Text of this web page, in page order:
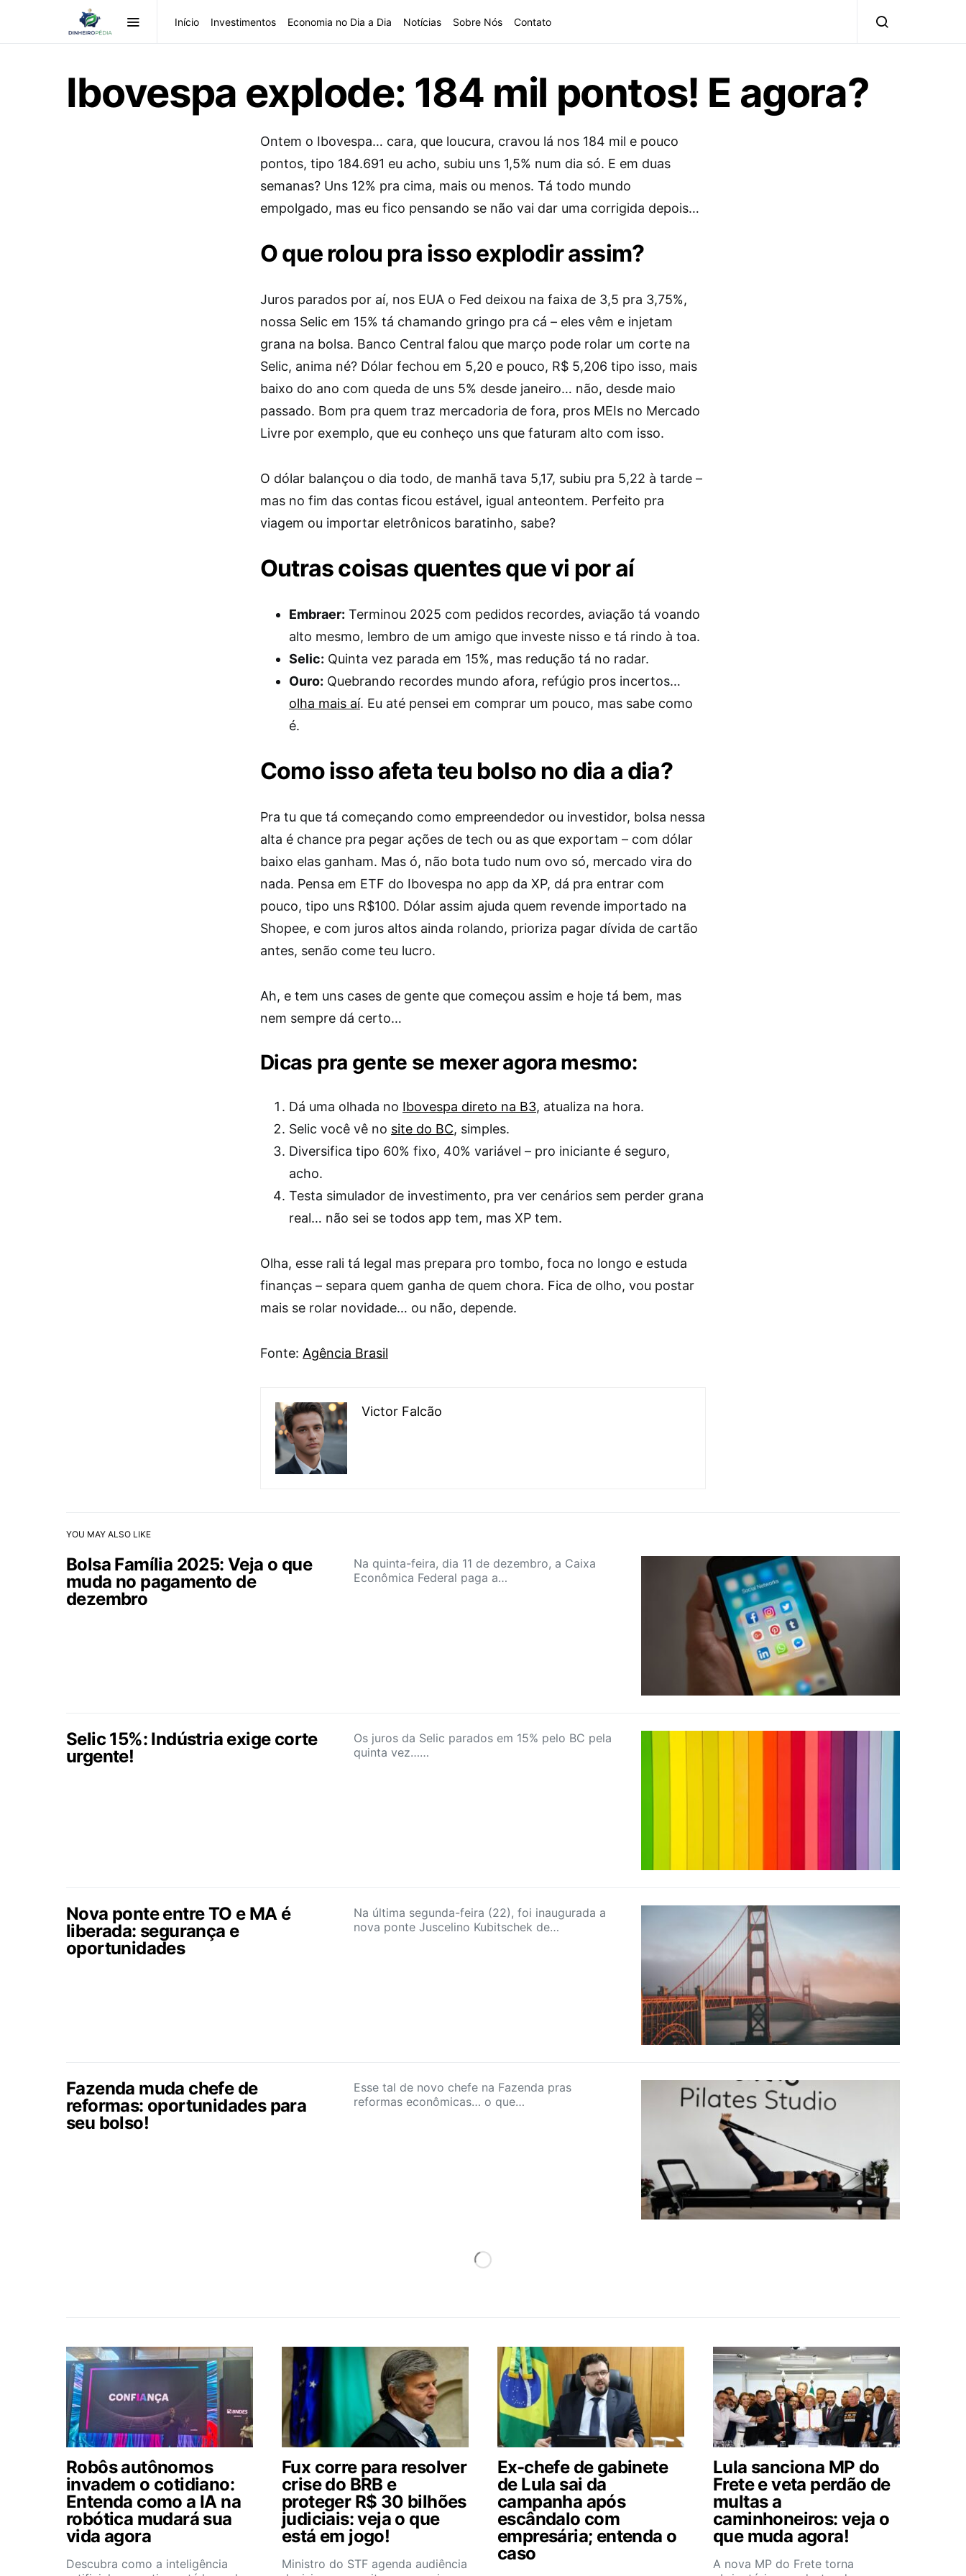
Início Investimentos Economia no Dia a Dia Notícias Sobre Nós Contato
Ibovespa explode: 184 mil pontos! E agora?
Ontem o Ibovespa… cara, que loucura, cravou lá nos 184 mil e pouco
pontos, tipo 184.691 eu acho, subiu uns 1,5% num dia só. E em duas
semanas? Uns 12% pra cima, mais ou menos. Tá todo mundo
empolgado, mas eu fico pensando se não vai dar uma corrigida depois…
O que rolou pra isso explodir assim?
Juros parados por aí, nos EUA o Fed deixou na faixa de 3,5 pra 3,75%,
nossa Selic em 15% tá chamando gringo pra cá – eles vêm e injetam
grana na bolsa. Banco Central falou que março pode rolar um corte na
Selic, anima né? Dólar fechou em 5,20 e pouco, R$ 5,206 tipo isso, mais
baixo do ano com queda de uns 5% desde janeiro… não, desde maio
passado. Bom pra quem traz mercadoria de fora, pros MEIs no Mercado
Livre por exemplo, que eu conheço uns que faturam alto com isso.
O dólar balançou o dia todo, de manhã tava 5,17, subiu pra 5,22 à tarde –
mas no fim das contas ficou estável, igual anteontem. Perfeito pra
viagem ou importar eletrônicos baratinho, sabe?
Outras coisas quentes que vi por aí
Embraer: Terminou 2025 com pedidos recordes, aviação tá voando
alto mesmo, lembro de um amigo que investe nisso e tá rindo à toa.
Selic: Quinta vez parada em 15%, mas redução tá no radar.
Ouro: Quebrando recordes mundo afora, refúgio pros incertos…
olha mais aí. Eu até pensei em comprar um pouco, mas sabe como
é.
Como isso afeta teu bolso no dia a dia?
Pra tu que tá começando como empreendedor ou investidor, bolsa nessa
alta é chance pra pegar ações de tech ou as que exportam – com dólar
baixo elas ganham. Mas ó, não bota tudo num ovo só, mercado vira do
nada. Pensa em ETF do Ibovespa no app da XP, dá pra entrar com
pouco, tipo uns R$100. Dólar assim ajuda quem revende importado na
Shopee, e com juros altos ainda rolando, prioriza pagar dívida de cartão
antes, senão come teu lucro.
Ah, e tem uns cases de gente que começou assim e hoje tá bem, mas
nem sempre dá certo…
Dicas pra gente se mexer agora mesmo:
Dá uma olhada no Ibovespa direto na B3, atualiza na hora.
Selic você vê no site do BC, simples.
Diversifica tipo 60% fixo, 40% variável – pro iniciante é seguro,
acho.
Testa simulador de investimento, pra ver cenários sem perder grana
real… não sei se todos app tem, mas XP tem.
Olha, esse rali tá legal mas prepara pro tombo, foca no longo e estuda
finanças – separa quem ganha de quem chora. Fica de olho, vou postar
mais se rolar novidade… ou não, depende.
Fonte: Agência Brasil
Victor Falcão
YOU MAY ALSO LIKE
Bolsa Família 2025: Veja o que
muda no pagamento de
dezembro
Na quinta-feira, dia 11 de dezembro, a Caixa
Econômica Federal paga a…
Selic 15%: Indústria exige corte
urgente!
Os juros da Selic parados em 15% pelo BC pela
quinta vez……
Nova ponte entre TO e MA é
liberada: segurança e
oportunidades
Na última segunda-feira (22), foi inaugurada a
nova ponte Juscelino Kubitschek de…
Fazenda muda chefe de
reformas: oportunidades para
seu bolso!
Esse tal de novo chefe na Fazenda pras
reformas econômicas… o que…
Robôs autônomos
invadem o cotidiano:
Entenda como a IA na
robótica mudará sua
vida agora
Descubra como a inteligência
Fux corre para resolver
crise do BRB e
proteger R$ 30 bilhões
judiciais: veja o que
está em jogo!
Ministro do STF agenda audiência
Ex-chefe de gabinete
de Lula sai da
campanha após
escândalo com
empresária; entenda o
caso
Lula sanciona MP do
Frete e veta perdão de
multas a
caminhoneiros: veja o
que muda agora!
A nova MP do Frete torna